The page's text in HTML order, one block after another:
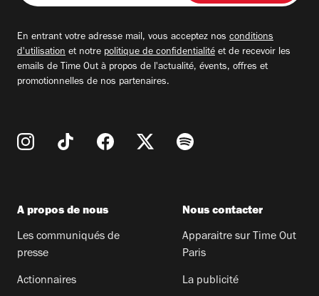
adresse
En entrant votre adresse mail, vous acceptez nos conditions
d'utilisation et notre politique de confidentialité et de recevoir les
emails de Time Out à propos de l'actualité, évents, offres et
promotionnelles de nos partenaires.
A propos de nous
Les communiqués de
presse
Actionnaires
Nous contacter
Apparaitre sur Time Out
Paris
La publicité